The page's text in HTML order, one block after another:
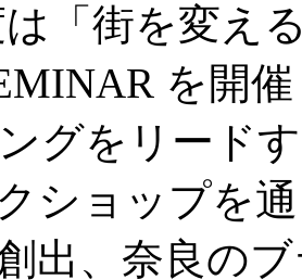
は「街を変え
を開
グをリード
ショップを
出、奈良の